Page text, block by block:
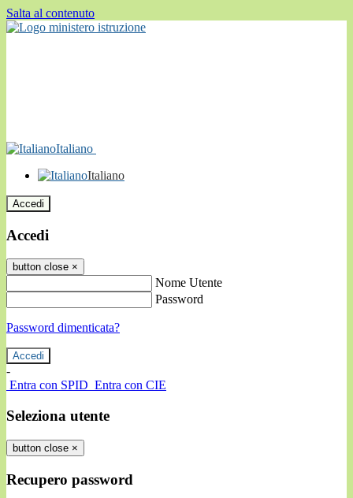
Salta al contenuto
Italiano
Italiano
Accedi
Accedi
button close ×
Nome Utente
Password
Password dimenticata?
-
Entra con SPID Entra con CIE
Seleziona utente
button close ×
Recupero password